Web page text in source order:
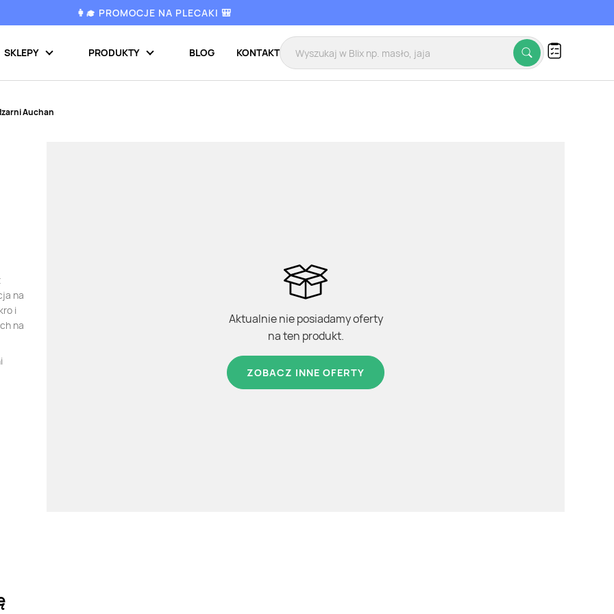
👩‍🎓 PROMOCJE NA PLECAKI 🎒
SKLEPY PRODUKTY BLOG KONTAKT
Auchan
na
i
na
Aktualnie nie posiadamy oferty
na ten produkt.
ZOBACZ INNE OFERTY